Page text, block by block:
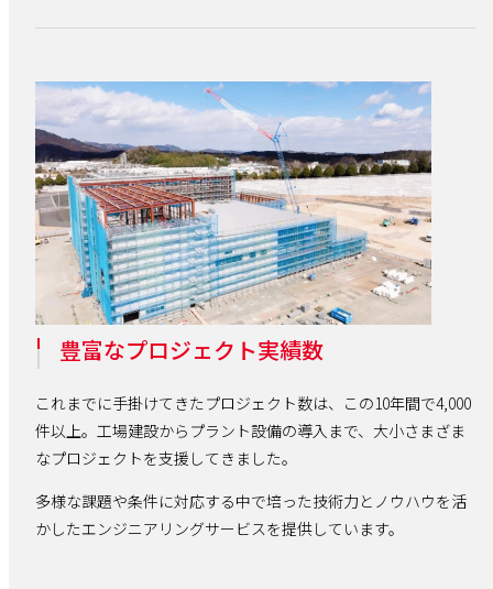
豊富なプロジェクト実績数
これまでに手掛けてきたプロジェクト数は、この10年間で4,000
件以上。工場建設からプラント設備の導入まで、大小さまざま
なプロジェクトを支援してきました。
多様な課題や条件に対応する中で培った技術力とノウハウを活
かしたエンジニアリングサービスを提供しています。